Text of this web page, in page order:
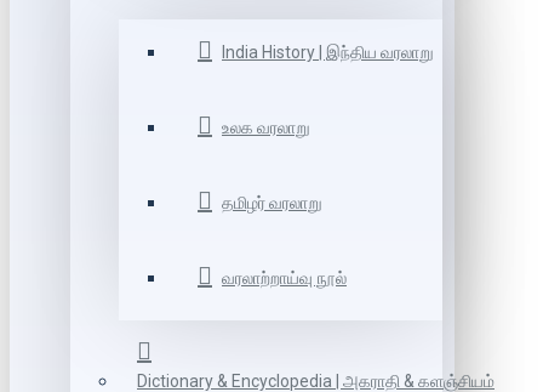
India History | இந்திய வரலாறு
உலக வரலாறு
தமிழர் வரலாறு
வரலாற்றாய்வு நூல்
Dictionary & Encyclopedia | அகராதி & களஞ்சியம்